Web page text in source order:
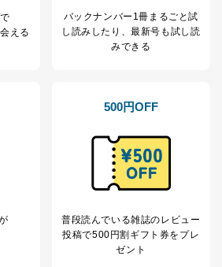
ｅメール等による商品、サービ
ス、キャンペーン等の広告に関す
提携企業及びお客様がご購入され
た商品の発売元企業からのｅメー
サービス、キャンペーン等の広告
に関するご案内のため
よびその分析のため
お問い合わせ対応、トラブル対
処、オペレーター教育など応対品
える
バックナンバー1冊まるごと試
し読み したり、最新号も試し読
みできる
500円OFF
普段読んでいる雑誌のレビュー
投稿で500円割ギフト券をプレ
ゼント